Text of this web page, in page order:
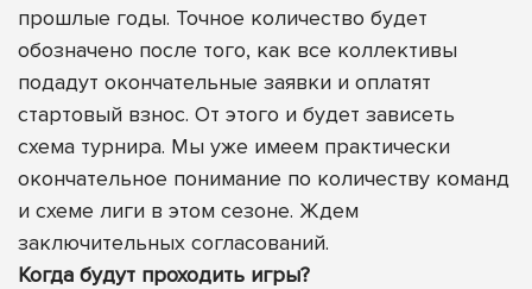
прошлые годы. Точное количество будет
обозначено после того, как все коллективы
подадут окончательные заявки и оплатят
стартовый взнос. От этого и будет зависеть
схема турнира. Мы уже имеем практически
окончательное понимание по количеству команд
и схеме лиги в этом сезоне. Ждем
заключительных согласований.
Когда будут проходить игры?